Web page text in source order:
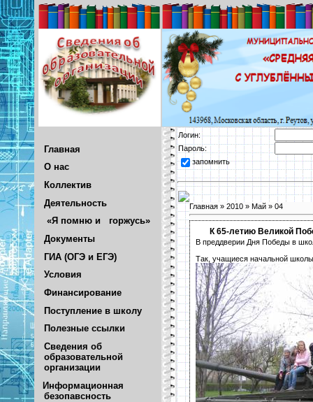
Главная
О нас
Коллектив
Деятельность
«Я помню и горжусь»
Документы
ГИА (ОГЭ и ЕГЭ)
Условия
Финансирование
Поступление в школу
Полезные ссылки
Сведения об
образовательной
организации
Информационная
безопавсность
Логин:
Пароль:
запомнить
Главная » 2010 » Май » 04
К 65-летию Великой
В преддверии Дня Победы в
Так, учащиеся начальной